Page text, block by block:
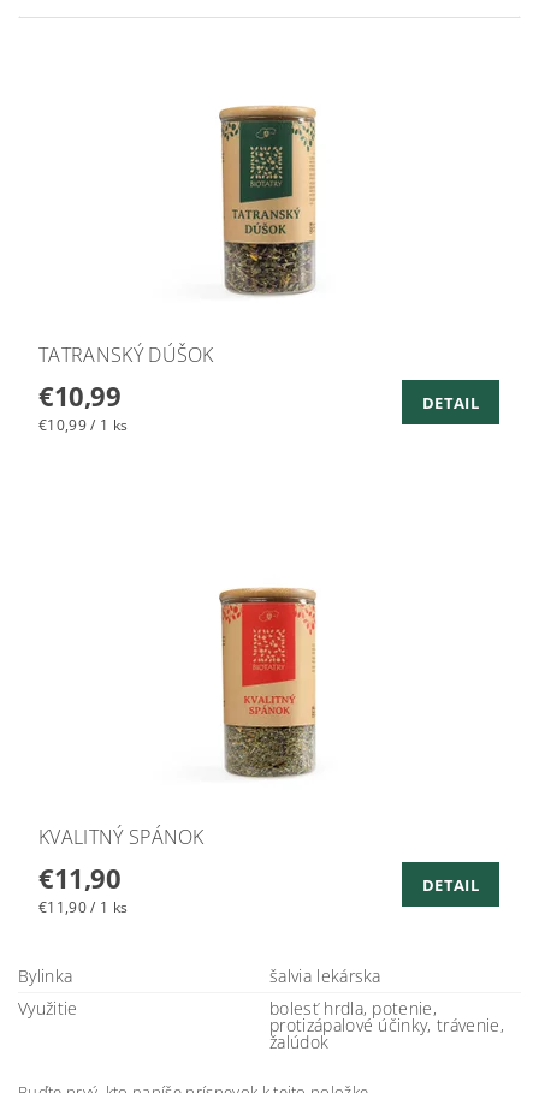
TATRANSKÝ DÚŠOK
€10,99
€10,99 / 1 ks
DETAIL
KVALITNÝ SPÁNOK
€11,90
€11,90 / 1 ks
DETAIL
Bylinka
šalvia lekárska
Využitie
bolesť hrdla, potenie,
protizápalové účinky, trávenie,
žalúdok